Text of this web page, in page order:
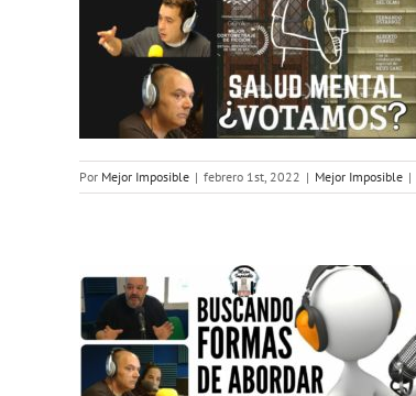
Por Mejor Imposible | febrero 1st, 2022 | Mejor Imposible |